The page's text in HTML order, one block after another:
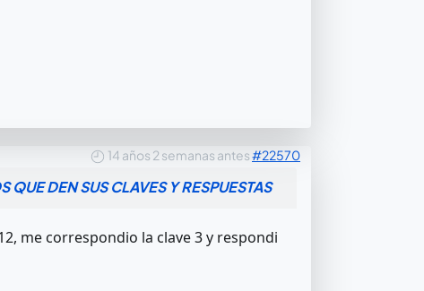
14 años 2 semanas antes#22570
QUE DEN SUS CLAVES Y RESPUESTAS
me correspondio la clave 3 y respondi